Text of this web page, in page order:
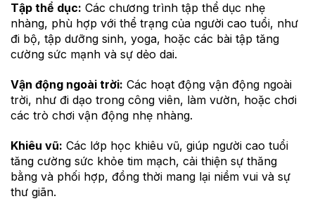
Tập thể dục: Các chương trình tập thể dục nhẹ
nhàng, phù hợp với thể trạng của người cao tuổi, như
đi bộ, tập dưỡng sinh, yoga, hoặc các bài tập tăng
cường sức mạnh và sự dẻo dai.
Vận động ngoài trời: Các hoạt động vận động ngoài
trời, như đi dạo trong công viên, làm vườn, hoặc chơi
các trò chơi vận động nhẹ nhàng.
Khiêu vũ: Các lớp học khiêu vũ, giúp người cao tuổi
tăng cường sức khỏe tim mạch, cải thiện sự thăng
bằng và phối hợp, đồng thời mang lại niềm vui và sự
thư giãn.